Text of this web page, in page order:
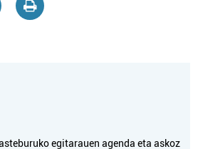
egitarauen agenda eta askoz